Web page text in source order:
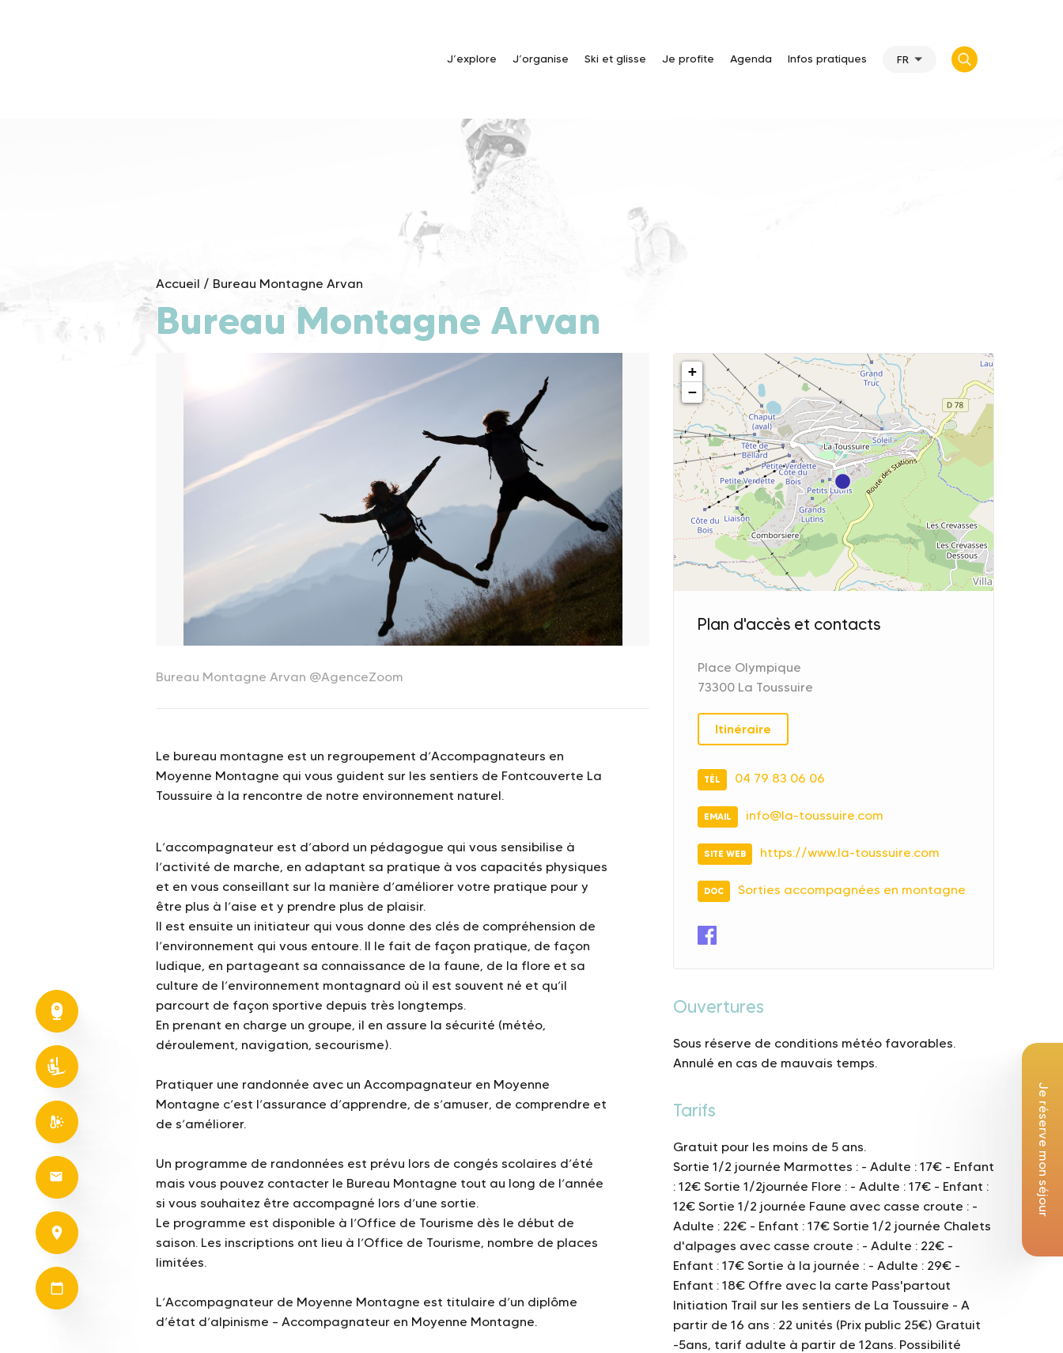
J’explore J’organise Ski et glisse Je profite Agenda Infos pratiques FR
Je réserve mon séjour
Accueil / Bureau Montagne Arvan
Bureau Montagne Arvan
Bureau Montagne Arvan @AgenceZoom
Le bureau montagne est un regroupement d’Accompagnateurs en
Moyenne Montagne qui vous guident sur les sentiers de Fontcouverte La
Toussuire à la rencontre de notre environnement naturel.
L’accompagnateur est d’abord un pédagogue qui vous sensibilise à
l’activité de marche, en adaptant sa pratique à vos capacités physiques
et en vous conseillant sur la manière d’améliorer votre pratique pour y
être plus à l’aise et y prendre plus de plaisir.
Il est ensuite un initiateur qui vous donne des clés de compréhension de
l’environnement qui vous entoure. Il le fait de façon pratique, de façon
ludique, en partageant sa connaissance de la faune, de la flore et sa
culture de l’environnement montagnard où il est souvent né et qu’il
parcourt de façon sportive depuis très longtemps.
En prenant en charge un groupe, il en assure la sécurité (météo,
déroulement, navigation, secourisme).
Pratiquer une randonnée avec un Accompagnateur en Moyenne
Montagne c’est l’assurance d’apprendre, de s’amuser, de comprendre et
de s’améliorer.
Un programme de randonnées est prévu lors de congés scolaires d’été
mais vous pouvez contacter le Bureau Montagne tout au long de l’année
si vous souhaitez être accompagné lors d’une sortie.
Le programme est disponible à l’Office de Tourisme dès le début de
saison. Les inscriptions ont lieu à l’Office de Tourisme, nombre de places
limitées.
L’Accompagnateur de Moyenne Montagne est titulaire d’un diplôme
d’état d’alpinisme – Accompagnateur en Moyenne Montagne.
+
−
Plan d'accès et contacts
Place Olympique
73300 La Toussuire
Itinéraire
TÉL 04 79 83 06 06
EMAIL info@la-toussuire.com
SITE WEB https://www.la-toussuire.com
DOC Sorties accompagnées en montagne
Ouvertures
Sous réserve de conditions météo favorables.
Annulé en cas de mauvais temps.
Tarifs
Gratuit pour les moins de 5 ans.
Sortie 1/2 journée Marmottes : - Adulte : 17€ - Enfant
: 12€ Sortie 1/2journée Flore : - Adulte : 17€ - Enfant :
12€ Sortie 1/2 journée Faune avec casse croute : -
Adulte : 22€ - Enfant : 17€ Sortie 1/2 journée Chalets
d'alpages avec casse croute : - Adulte : 22€ -
Enfant : 17€ Sortie à la journée : - Adulte : 29€ -
Enfant : 18€ Offre avec la carte Pass'partout
Initiation Trail sur les sentiers de La Toussuire - A
partir de 16 ans : 22 unités (Prix public 25€) Gratuit
-5ans, tarif adulte à partir de 12ans. Possibilité